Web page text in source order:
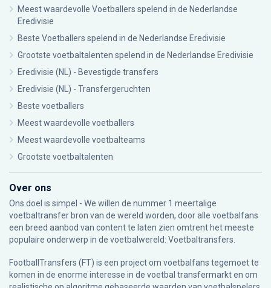
Meest waardevolle Voetballers spelend in de Nederlandse
Eredivisie
Beste Voetballers spelend in de Nederlandse Eredivisie
Grootste voetbaltalenten spelend in de Nederlandse Eredivisie
Eredivisie (NL) - Bevestigde transfers
Eredivisie (NL) - Transfergeruchten
Beste voetballers
Meest waardevolle voetballers
Meest waardevolle voetbalteams
Grootste voetbaltalenten
Over ons
Ons doel is simpel - We willen de nummer 1 meertalige
voetbaltransfer bron van de wereld worden, door alle voetbalfans
een breed aanbod van content te laten zien omtrent het meeste
populaire onderwerp in de voetbalwereld: Voetbaltransfers.
FootballTransfers (FT) is een project om voetbalfans tegemoet te
komen in de enorme interesse in de voetbal transfermarkt en om